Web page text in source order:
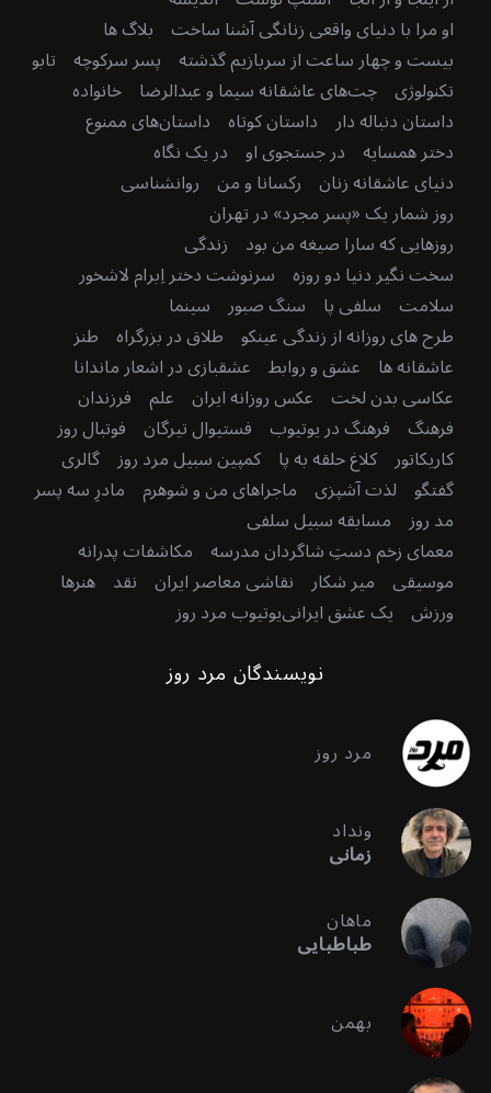
او مرا با دنیای واقعی زنانگی آشنا ساخت بلاگ ها
بیست و چهار ساعت از سربازیم گذشته پسر سرکوچه تابو
تکنولوژی چت‌های عاشقانه سیما و عبدالرضا خانواده
داستان دنباله دار داستان کوتاه داستان‌های ممنوع
دختر همسایه در جستجوی او در یک نگاه
دنیای عاشقانه زنان رکسانا و من روانشناسی
روز شمار یک «پسر مجرد» در تهران
روزهایی که سارا صیغه من بود زندگی
سخت نگیر دنیا دو روزه سرنوشت دختر اِبرام لاشخور
سلامت سلفی پا سنگ صبور سینما
طرح های روزانه از زندگی عینکو طلاق در بزرگراه طنز
عاشقانه ها عشق و روابط عشقبازی در اشعار ماندانا
عکاسی بدن لخت عکس روزانه ایران علم فرزندان
فرهنگ فرهنگ در یوتیوب فستیوال تیرگان فوتبال روز
کاریکاتور کلاغ حلقه به پا کمپین سبیل مرد روز گالری
گفتگو لذت آشپزی ماجراهای من و شوهرم مادرِ سه پسر
مد روز مسابقه سبیل سلفی
معمای زخم دستِ شاگردان مدرسه مکاشفات پدرانه
موسیقی میر شکار نقاشی معاصر ایران نقد هنرها
ورزش یک عشق ایرانییوتیوب مرد روز
نویسندگان مرد روز
مرد روز
ونداد
زمانی
ماهان
طباطبایی
بهمن